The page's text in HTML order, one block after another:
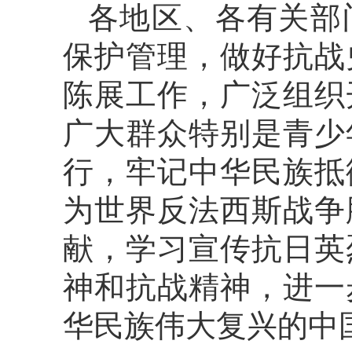
各地区、各有关
保护管理，做好抗
陈展工作，广泛组
广大群众特别是青
行，牢记中华民族
为世界反法西斯战
献，学习宣传抗日
神和抗战精神，进
华民族伟大复兴的中